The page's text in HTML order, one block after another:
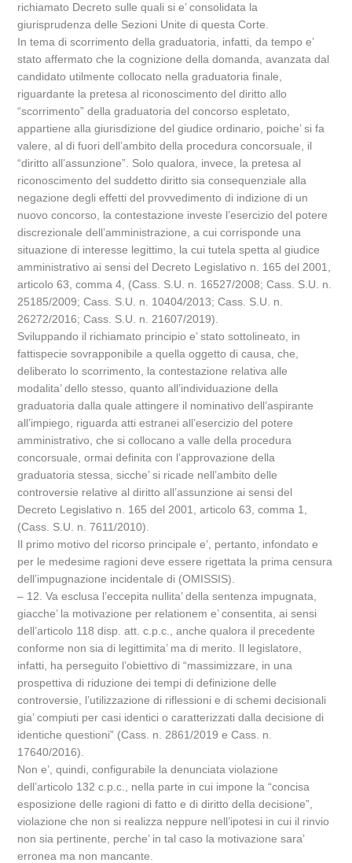
richiamato Decreto sulle quali si e’ consolidata la
giurisprudenza delle Sezioni Unite di questa Corte.
In tema di scorrimento della graduatoria, infatti, da tempo e’
stato affermato che la cognizione della domanda, avanzata dal
candidato utilmente collocato nella graduatoria finale,
riguardante la pretesa al riconoscimento del diritto allo
“scorrimento” della graduatoria del concorso espletato,
appartiene alla giurisdizione del giudice ordinario, poiche’ si fa
valere, al di fuori dell’ambito della procedura concorsuale, il
“diritto all’assunzione”. Solo qualora, invece, la pretesa al
riconoscimento del suddetto diritto sia consequenziale alla
negazione degli effetti del provvedimento di indizione di un
nuovo concorso, la contestazione investe l’esercizio del potere
discrezionale dell’amministrazione, a cui corrisponde una
situazione di interesse legittimo, la cui tutela spetta al giudice
amministrativo ai sensi del Decreto Legislativo n. 165 del 2001,
articolo 63, comma 4, (Cass. S.U. n. 16527/2008; Cass. S.U. n.
25185/2009; Cass. S.U. n. 10404/2013; Cass. S.U. n.
26272/2016; Cass. S.U. n. 21607/2019).
Sviluppando il richiamato principio e’ stato sottolineato, in
fattispecie sovrapponibile a quella oggetto di causa, che,
deliberato lo scorrimento, la contestazione relativa alle
modalita’ dello stesso, quanto all’individuazione della
graduatoria dalla quale attingere il nominativo dell’aspirante
all’impiego, riguarda atti estranei all’esercizio del potere
amministrativo, che si collocano a valle della procedura
concorsuale, ormai definita con l’approvazione della
graduatoria stessa, sicche’ si ricade nell’ambito delle
controversie relative al diritto all’assunzione ai sensi del
Decreto Legislativo n. 165 del 2001, articolo 63, comma 1,
(Cass. S.U. n. 7611/2010).
Il primo motivo del ricorso principale e’, pertanto, infondato e
per le medesime ragioni deve essere rigettata la prima censura
dell’impugnazione incidentale di (OMISSIS).
– 12. Va esclusa l’eccepita nullita’ della sentenza impugnata,
giacche’ la motivazione per relationem e’ consentita, ai sensi
dell’articolo 118 disp. att. c.p.c., anche qualora il precedente
conforme non sia di legittimita’ ma di merito. Il legislatore,
infatti, ha perseguito l’obiettivo di “massimizzare, in una
prospettiva di riduzione dei tempi di definizione delle
controversie, l’utilizzazione di riflessioni e di schemi decisionali
gia’ compiuti per casi identici o caratterizzati dalla decisione di
identiche questioni” (Cass. n. 2861/2019 e Cass. n.
17640/2016).
Non e’, quindi, configurabile la denunciata violazione
dell’articolo 132 c.p.c., nella parte in cui impone la “concisa
esposizione delle ragioni di fatto e di diritto della decisione”,
violazione che non si realizza neppure nell’ipotesi in cui il rinvio
non sia pertinente, perche’ in tal caso la motivazione sara’
erronea ma non mancante.